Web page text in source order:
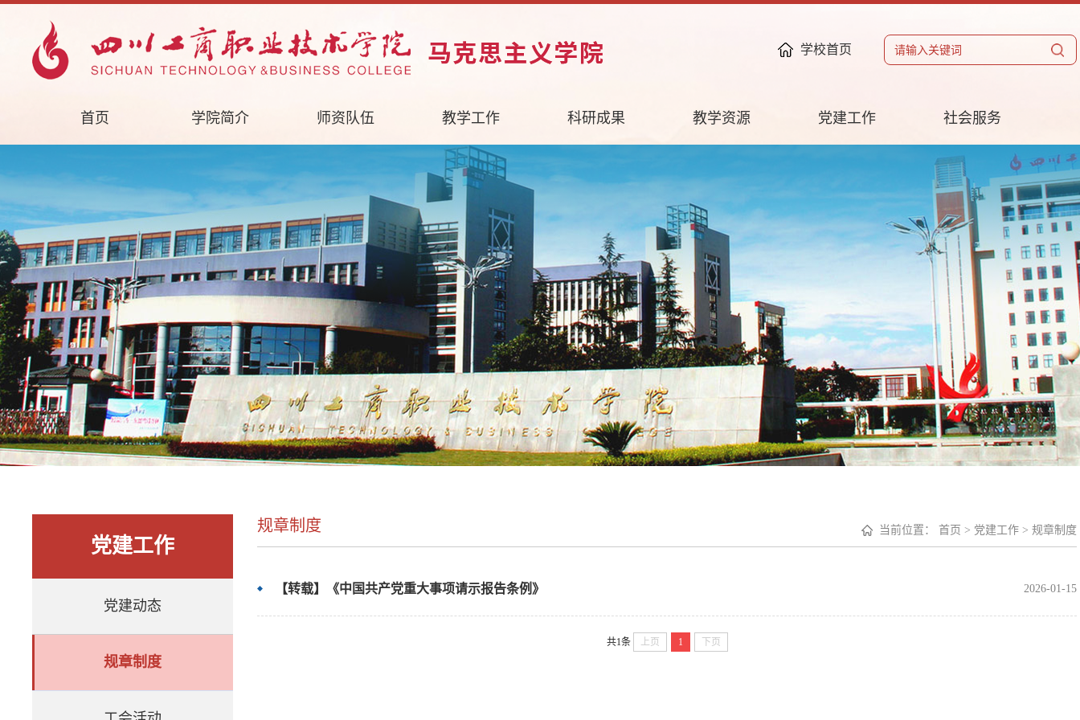
学校首页
首页 学院简介 师资队伍 教学工作 科研成果 教学资源 党建工作 社会服务
党建工作
党建动态
规章制度
规章制度 当前位置： 首页 > 党建工作 > 规章制度
【转载】《中国共产党重大事项请示报告条例》 2026-01-15
共1条 上页 1 下页